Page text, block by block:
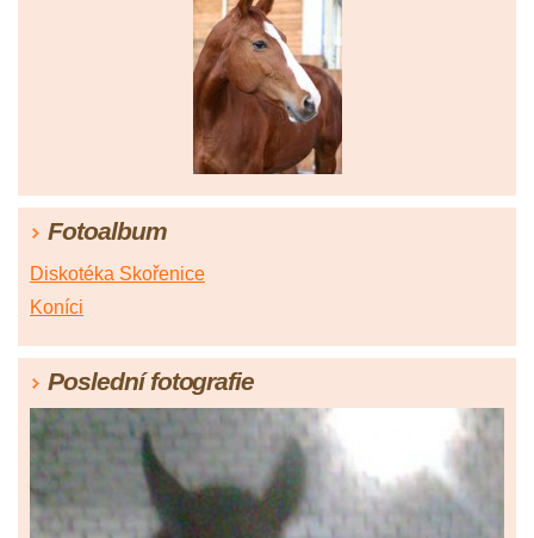
Fotoalbum
Diskotéka Skořenice
Koníci
Poslední fotografie